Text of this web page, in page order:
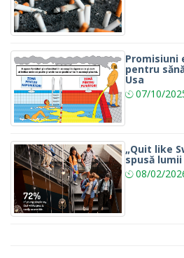
Promisiuni
pentru
Usa
07/10/
„Quit like
spusă
08/02/